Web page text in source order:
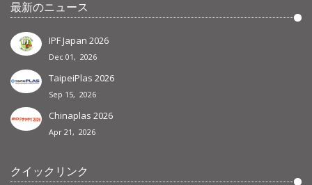
最新のニュース
IPF Japan 2026
Dec 01, 2026
TaipeiPlas 2026
Sep 15, 2026
Chinaplas 2026
Apr 21, 2026
クイックリンク